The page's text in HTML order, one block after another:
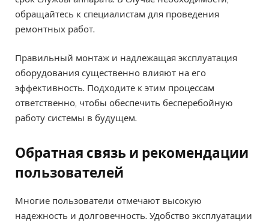
обращайтесь к специалистам для проведения
ремонтных работ.
Правильный монтаж и надлежащая эксплуатация
оборудования существенно влияют на его
эффективность. Подходите к этим процессам
ответственно, чтобы обеспечить бесперебойную
работу системы в будущем.
Обратная связь и рекомендации
пользователей
Многие пользователи отмечают высокую
надежность и долговечность. Удобство эксплуатации